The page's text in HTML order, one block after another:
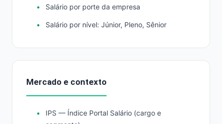
Salário por porte da empresa
Salário por nível: Júnior, Pleno, Sênior
Mercado e contexto
IPS — Índice Portal Salário (cargo e